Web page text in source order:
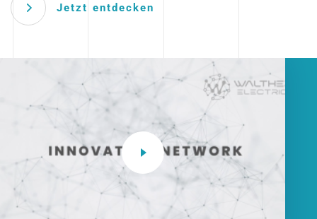
Jetzt entdecken